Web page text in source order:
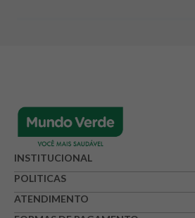
INSTITUCIONAL
POLITICAS
ATENDIMENTO